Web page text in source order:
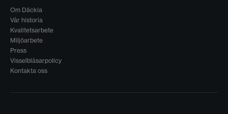
Om Däckia
Vår historia
Kvalitetsarbete
Miljöarbete
Press
Visselblåsarpolicy
Kontakta oss